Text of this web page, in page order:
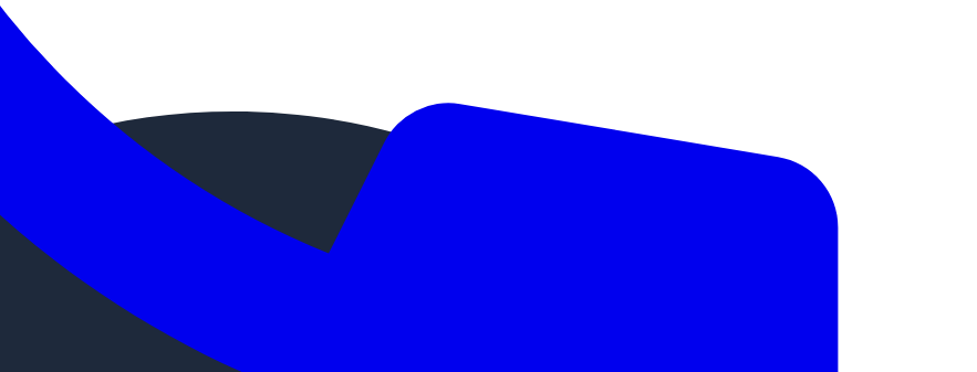
к тому, что его стали производить не только из сортового металла, но и из электротехнической,
краями, а рулонный прокат может быть как с не обрезанными краями, так и с обрезанными. Качество
Изделия, выполненные горячим методом проката, имеют всего два вида отделки — это обычная и
методом, могут быть обработаны по повышенному, высокому и особо высокому разряду.